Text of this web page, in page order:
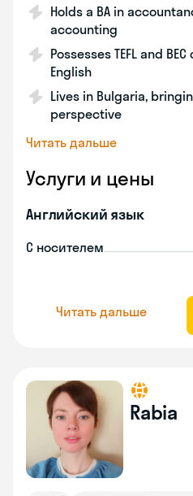
Holds a BA in
accounting
Possesses TEFL and
English
Lives in Bulgaria,
perspective
Читать дальше
Услуги и цены
Английский язык
С носителем
Читать дальше
Rabia